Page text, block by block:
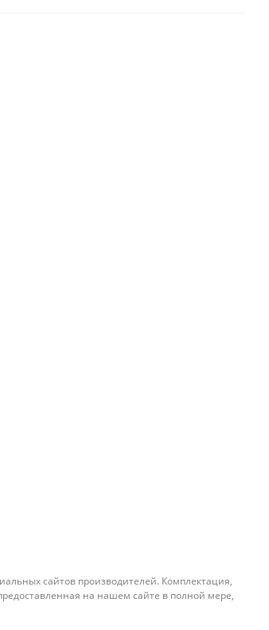
сайтов производителей. Комплектация,
на нашем сайте в полной мере,